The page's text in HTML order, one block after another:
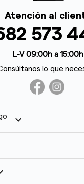
Atención al
573
L-V 09:00h a 15:00h
lo que
keyboard_arrow_down